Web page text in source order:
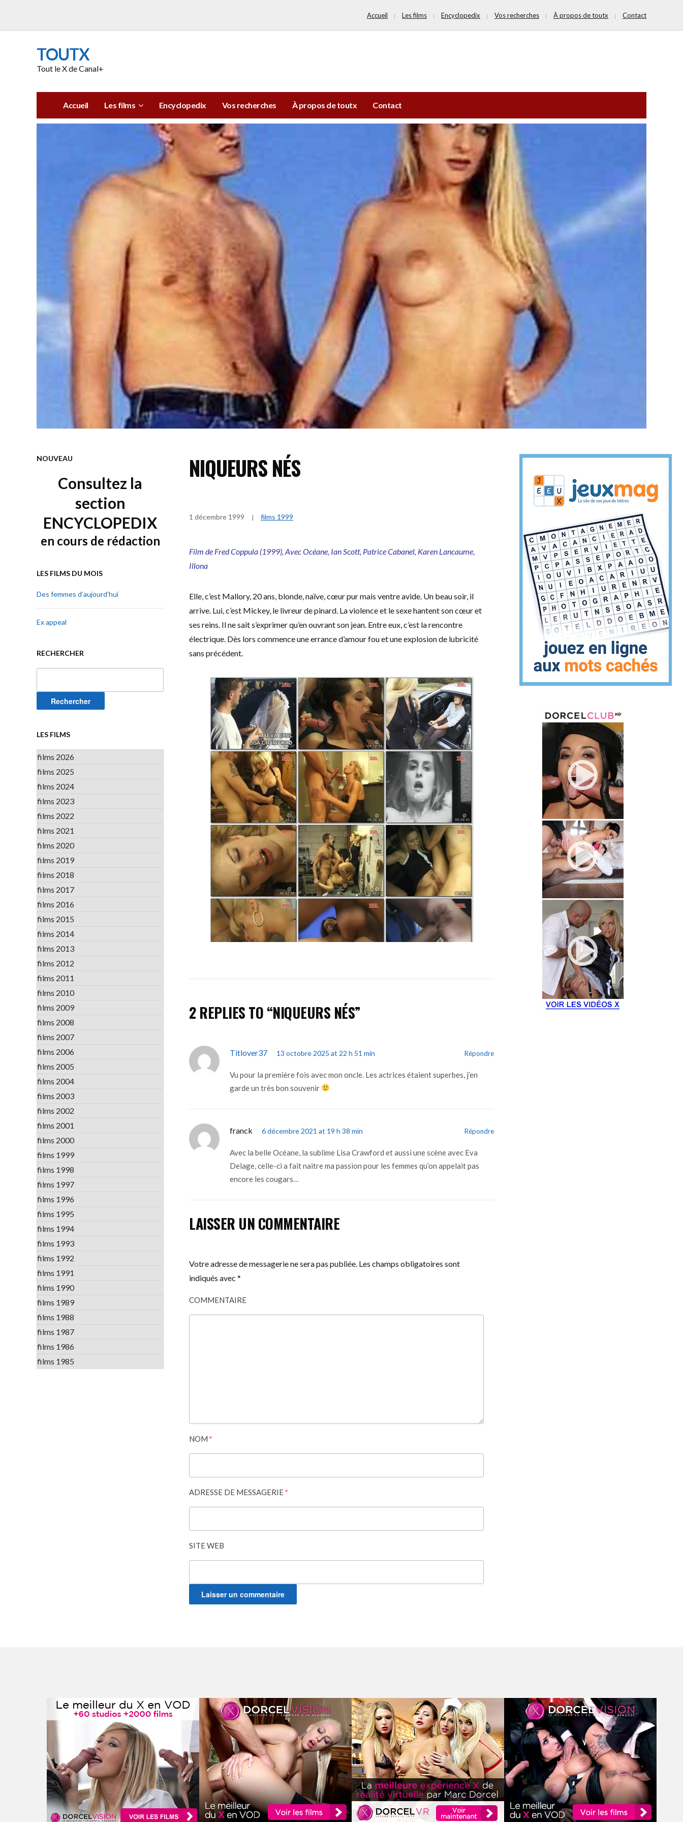
Accueil Les films Encyclopedix Vos recherches À propos de toutx Contact
TOUTX
Tout le X de Canal+
Accueil Les films Encyclopedix Vos recherches À propos de toutx Contact
NOUVEAU
Consultez la
section
ENCYCLOPEDIX
en cours de rédaction
LES FILMS DU MOIS
Des femmes d’aujourd’hui
Ex appeal
RECHERCHER
LES FILMS
films 2026
films 2025
films 2024
films 2023
films 2022
films 2021
films 2020
films 2019
films 2018
films 2017
films 2016
films 2015
films 2014
films 2013
films 2012
films 2011
films 2010
films 2009
films 2008
films 2007
films 2006
films 2005
films 2004
films 2003
films 2002
films 2001
films 2000
films 1999
films 1998
films 1997
films 1996
films 1995
films 1994
films 1993
films 1992
films 1991
films 1990
films 1989
films 1988
films 1987
films 1986
films 1985
NIQUEURS NÉS
1 décembre 1999 films 1999
Film de Fred Coppula (1999), Avec Océane, Ian Scott, Patrice Cabanel, Karen Lancaume,
Illona
Elle, c’est Mallory, 20 ans, blonde, naïve, cœur pur mais ventre avide. Un beau soir, il
arrive. Lui, c’est Mickey, le livreur de pinard. La violence et le sexe hantent son cœur et
ses reins. Il ne sait s’exprimer qu’en ouvrant son jean. Entre eux, c’est la rencontre
électrique. Dès lors commence une errance d’amour fou et une explosion de lubricité
sans précédent.
2 REPLIES TO “NIQUEURS NÉS”
Titlover37 13 octobre 2025 at 22 h 51 min Répondre
Vu pour la première fois avec mon oncle. Les actrices étaient superbes, j’en
garde un très bon souvenir
franck 6 décembre 2021 at 19 h 38 min Répondre
Avec la belle Océane, la sublime Lisa Crawford et aussi une scène avec Eva
Delage, celle-ci a fait naitre ma passion pour les femmes qu’on appelait pas
encore les cougars…
LAISSER UN COMMENTAIRE
Votre adresse de messagerie ne sera pas publiée. Les champs obligatoires sont
indiqués avec *
COMMENTAIRE
NOM *
ADRESSE DE MESSAGERIE*
SITE WEB